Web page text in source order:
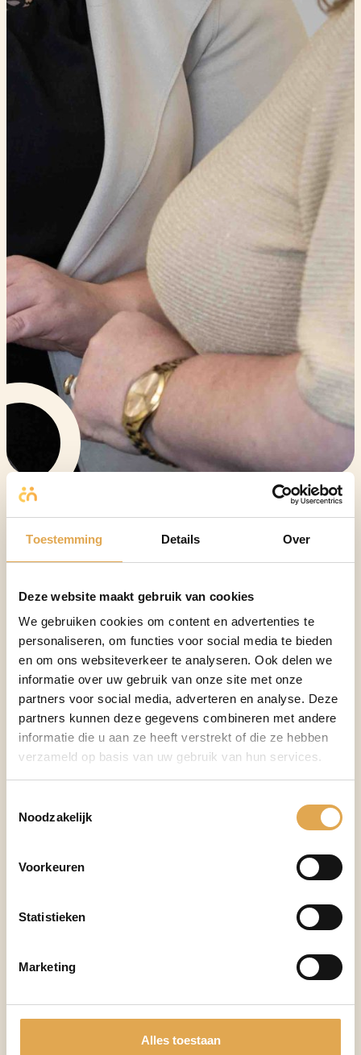
Toestemming Details Over
Deze website maakt gebruik van cookies
We gebruiken cookies om content en advertenties te
personaliseren, om functies voor social media te bieden
en om ons websiteverkeer te analyseren. Ook delen we
informatie over uw gebruik van onze site met onze
partners voor social media, adverteren en analyse. Deze
partners kunnen deze gegevens combineren met andere
informatie die u aan ze heeft verstrekt of die ze hebben
verzameld op basis van uw gebruik van hun services.
Noodzakelijk
Voorkeuren
Statistieken
Marketing
Alles toestaan
voldoen aan de wet,
investeren in je
medewerkers
Een correcte toepassing van de CAO is essentieel voor
jouw organisatie. Het zorgt ervoor dat je voldoet aan
wettelijke verplichtingen en biedt medewerkers eerlijke
arbeidsvoorwaarden.
Bij Van Kasteren HR Services ondersteunen we MKB-
bedrijven met praktische oplossingen om de CAO
effectief toe te passen, zodat je bedrijf juridisch
beschermd blijft en je medewerkers de juiste
Wettelijke naleving:
We zorgen ervoor dat je
op jouw specifieke bedrijfsomstandigheden en